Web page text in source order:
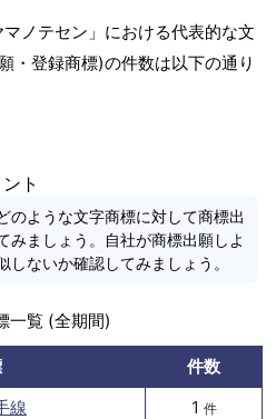
ノテセン」における代表的な文
・登録商標)の件数は以下の通り
ト
のような文字商標に対して商標出
みましょう。自社が商標出願しよ
しないか確認してみましょう。
一覧 (全期間)
件数
線
1 件